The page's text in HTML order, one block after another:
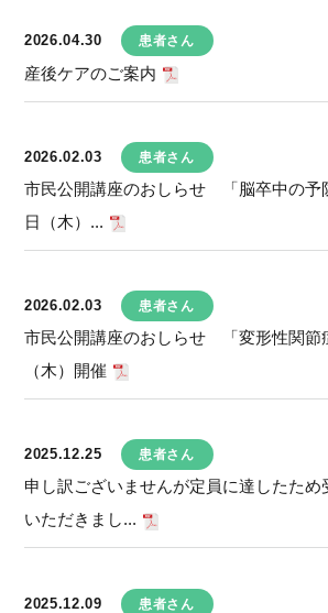
2026.04.30 患者さん
産後ケアのご案内
2026.02.03 患者さん
市民公開講座のおしらせ 「脳卒中の
日（木）...
2026.02.03 患者さん
市民公開講座のおしらせ 「変形性関
（木）開催
2025.12.25 患者さん
申し訳ございませんが定員に達したため
いただきまし...
2025.12.09 患者さん